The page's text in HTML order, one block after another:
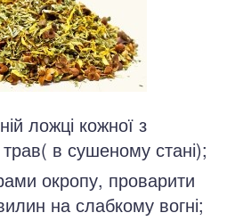
ложці кожної з
в сушеному стані);
окропу, проварити
на слабкому вогні;